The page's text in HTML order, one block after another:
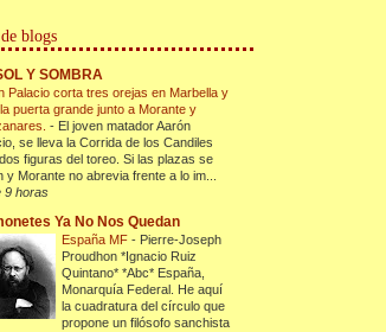
blogs
Y SOMBRA
Palacio corta tres orejas en Marbella y
puerta grande junto a Morante y
- El joven matador Aarón
se lleva la Corrida de los Candiles
figuras del toreo. Si las plazas se
y Morante no abrevia frente a lo im...
9 horas
Ya No Nos Quedan
España MF- Pierre-Joseph
Proudhon *Ignacio Ruiz
Quintano* *Abc* España,
Monarquía Federal. He aquí
la cuadratura del círculo que
propone un filósofo sanchista